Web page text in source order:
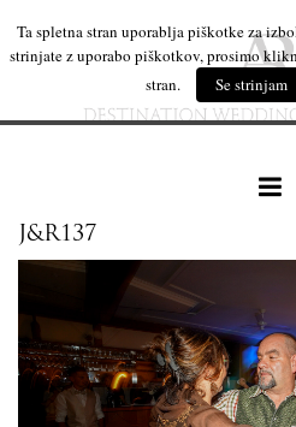
leseni
J&R137
Ta spletna stran uporablja piškotke za
strinjate z uporabo piškotkov, prosimo
stran.
Se strinjam